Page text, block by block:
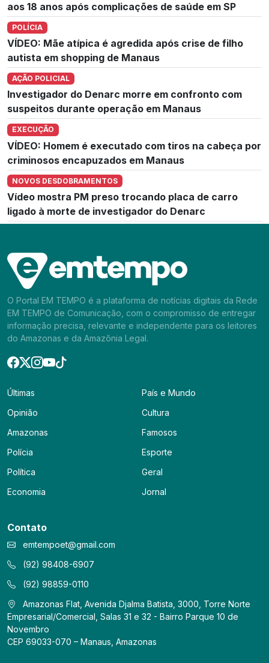
aos 18 anos após complicações de saúde em SP
POLÍCIA
VÍDEO: Mãe atípica é agredida após crise de filho
autista em shopping de Manaus
AÇÃO POLICIAL
Investigador do Denarc morre em confronto com
suspeitos durante operação em Manaus
EXECUÇÃO
VÍDEO: Homem é executado com tiros na cabeça por
criminosos encapuzados em Manaus
NOVOS DESDOBRAMENTOS
Vídeo mostra PM preso trocando placa de carro
ligado à morte de investigador do Denarc
O Portal EM TEMPO é a plataforma de notícias digitais da Rede
EM TEMPO de Comunicação, com o compromisso de entregar
informação precisa, relevante e independente para os leitores
do Amazonas e da Amazônia Legal.
Últimas
Opinião
Amazonas
Polícia
Política
Economia
País e Mundo
Cultura
Famosos
Esporte
Geral
Jornal
Contato
emtempoet@gmail.com
(92) 98408-6907
(92) 98859-0110
Amazonas Flat, Avenida Djalma Batista, 3000, Torre Norte
Empresarial/Comercial, Salas 31 e 32 - Bairro Parque 10 de
Novembro
CEP 69033-070 – Manaus, Amazonas